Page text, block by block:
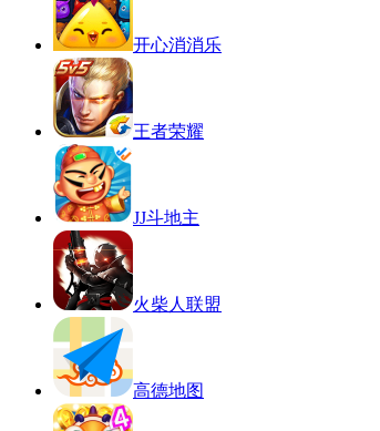
开心消消乐
王者荣耀
JJ斗地主
火柴人联盟
高德地图